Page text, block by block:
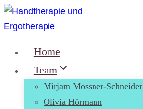
Zum
Inhalt
Home
Team
Mirjam Mossner-Schneider
Olivia Hörmann